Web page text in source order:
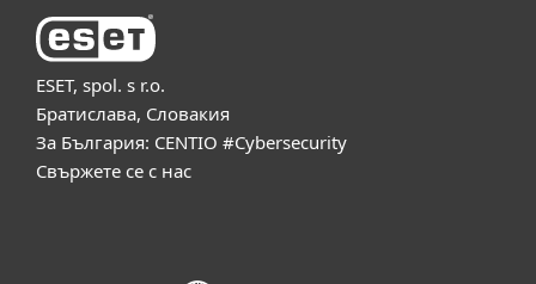
ESET, spol. s r.o.
Братислава, Словакия
За България: CENTIO #Cybersecurity
Свържете се с нас